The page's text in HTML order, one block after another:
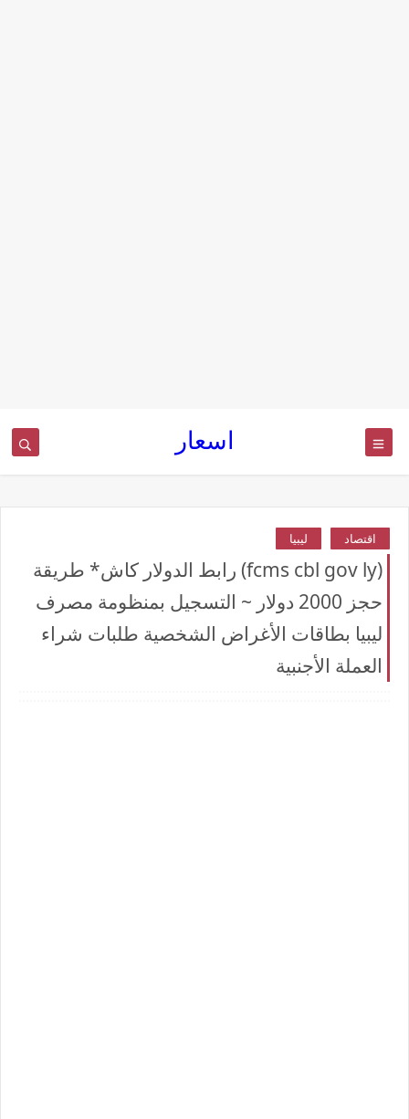
اسعار
اقتصاد ليبيا
(fcms cbl gov ly) رابط الدولار كاش* طريقة
حجز 2000 دولار ~ التسجيل بمنظومة مصرف
ليبيا بطاقات الأغراض الشخصية طلبات شراء
العملة الأجنبية